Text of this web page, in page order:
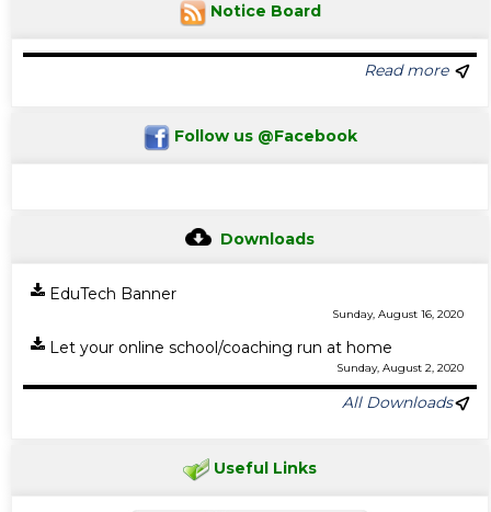
Notice Board
Read more
Follow us @Facebook
Downloads
EduTech Banner
Sunday, August 16, 2020
Let your online school/coaching run at home
Sunday, August 2, 2020
All Downloads
Useful Links